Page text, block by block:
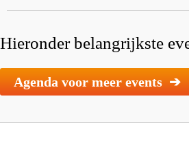
Hieronder belangrijkste
Agenda voor meer events ➔